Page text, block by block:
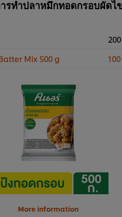
รทำปลาหมึกทอดกรอบผัดไ
Mix 500 g
More information